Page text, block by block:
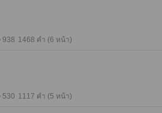
ะแม่ของ ‘ลูกหว้า’ "คุณทำหน้าที่พ่อให้ดีก็
หน้าที่สามี... คุณไม่มีสิทธิ์นั้นอีกแล้ว" --------
938 1468 คำ (6 หน้า)
530 1117 คำ (5 หน้า)